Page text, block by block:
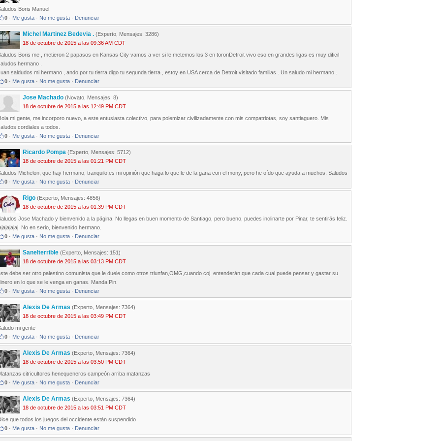
Boris Manuel.
0 · Me gusta · No me gusta · Denunciar
Michel Martinez Bedevia . (Experto, Mensajes: 3286)
18 de octubre de 2015 a las 09:36 AM CDT
Boris me , metieron 2 papasos en Kansas City vamos a ver si le metemos los 3 en toronDetroit vivo eso en grandes ligas es muy dificil
hermano .
saldudos mi hermano , ando por tu tierra digo tu segunda tierra , estoy en USA cerca de Detroit visitado familias . Un saludo mi hermano .
0 · Me gusta · No me gusta · Denunciar
Jose Machado (Novato, Mensajes: 8)
18 de octubre de 2015 a las 12:49 PM CDT
mi gente, me incorporo nuevo, a este entusiasta colectivo, para polemizar civilizadamente con mis compatriotas, soy santiaguero. Mis
cordiales a todos.
0 · Me gusta · No me gusta · Denunciar
Ricardo Pompa (Experto, Mensajes: 5712)
18 de octubre de 2015 a las 01:21 PM CDT
Michelon, que hay hermano, tranquilo,es mi opinión que haga lo que le de la gana con el mony, pero he oído que ayuda a muchos. Saludos
0 · Me gusta · No me gusta · Denunciar
Rigo (Experto, Mensajes: 4856)
18 de octubre de 2015 a las 01:39 PM CDT
Jose Machado y bienvenido a la página. No llegas en buen momento de Santiago, pero bueno, puedes inclinarte por Pinar, te sentirás feliz.
No en serio, bienvenido hermano.
0 · Me gusta · No me gusta · Denunciar
Sanelterrible (Experto, Mensajes: 151)
18 de octubre de 2015 a las 03:13 PM CDT
debe ser otro palestino comunista que le duele como otros triunfan,OMG,cuando coj. entenderán que cada cual puede pensar y gastar su
en lo que se le venga en ganas. Manda Pin.
0 · Me gusta · No me gusta · Denunciar
Alexis De Armas (Experto, Mensajes: 7364)
18 de octubre de 2015 a las 03:49 PM CDT
mi gente
0 · Me gusta · No me gusta · Denunciar
Alexis De Armas (Experto, Mensajes: 7364)
18 de octubre de 2015 a las 03:50 PM CDT
citricultores henequeneros campeón arriba matanzas
0 · Me gusta · No me gusta · Denunciar
Alexis De Armas (Experto, Mensajes: 7364)
18 de octubre de 2015 a las 03:51 PM CDT
que todos los juegos del occidente están suspendido
0 · Me gusta · No me gusta · Denunciar